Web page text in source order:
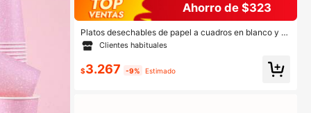
Ahorro de $323
Platos desechables de papel a cuadros en blanco y n
egro, suministros de fiesta con estampado de tablero
de ajedrez, sirve a 24 invitados, adecuado para fiesta
Clientes habituales
$3.267 -9% Estimado